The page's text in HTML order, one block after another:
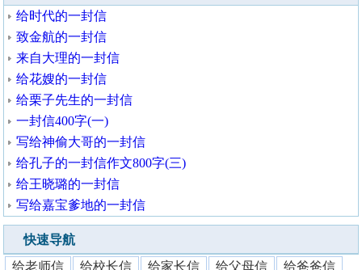
给时代的一封信
致金航的一封信
来自大理的一封信
给花嫂的一封信
给栗子先生的一封信
一封信400字(一)
写给神偷大哥的一封信
给孔子的一封信作文800字(三)
给王晓璐的一封信
写给嘉宝爹地的一封信
快速导航
给老师信 给校长信 给家长信 给父母信 给爸爸信